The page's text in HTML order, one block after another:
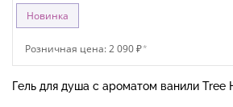
Новинка
Розничная цена: 2 090 ₽*
Гель для душа с ароматом ванили Tree